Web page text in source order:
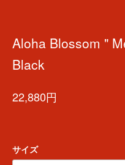
Aloha Blossom "
Black
22,880円
サイズ